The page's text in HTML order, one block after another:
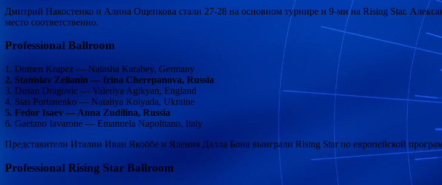
Дмитрий Накостенко и Алина Ощепкова стали 27-28 на основном турнире и 9-ми на Rising Star.
место соответственно.
Professional Ballroom
1. Domen Krapez — Natasha Karabey, Germany
2. Stanislav Zelianin — Irina Cherepanova, Russia
3. Dusan Dragovic — Valeriya Agikyan, England
4. Stas Portanenko — Nataliya Kolyada, Ukraine
5. Fedor Isaev — Anna Zudilina, Russia
6. Gaetano Iavarone — Emanuela Napolitano, Italy
Представители Италии Иван Якоббе и Яления Далла Бона выиграли Rising Star по европейской
Professional Rising Star Ballroom